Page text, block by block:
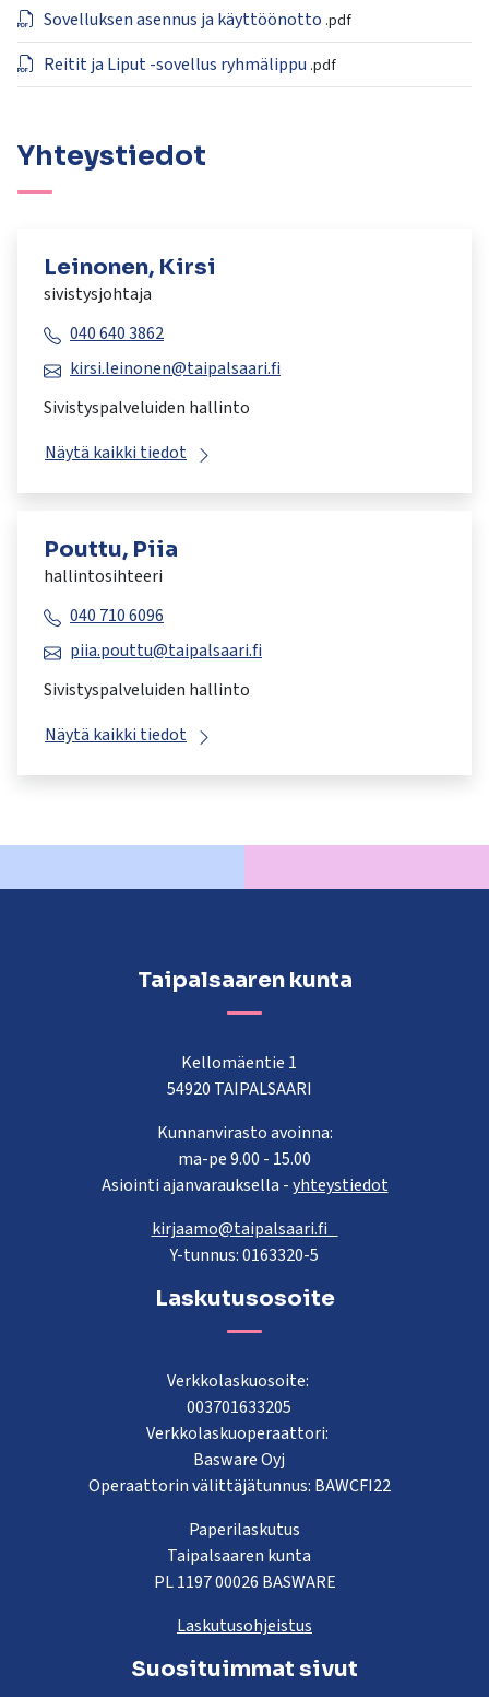
Sovelluksen asennus ja käyttöönotto .pdf
Reitit ja Liput -sovellus ryhmälippu .pdf
Yhteystiedot
Leinonen, Kirsi
sivistysjohtaja
040 640 3862
kirsi.leinonen@taipalsaari.fi
Sivistyspalveluiden hallinto
Näytä kaikki tiedot
Pouttu, Piia
hallintosihteeri
040 710 6096
piia.pouttu@taipalsaari.fi
Sivistyspalveluiden hallinto
Näytä kaikki tiedot
Taipalsaaren kunta
Kellomäentie 1
54920 TAIPALSAARI
Kunnanvirasto avoinna:
ma-pe 9.00 - 15.00
Asiointi ajanvarauksella -yhteystiedot
kirjaamo@taipalsaari.fi
Y-tunnus: 0163320-5
Laskutusosoite
Verkkolaskuosoite:
003701633205
Verkkolaskuoperaattori:
Basware Oyj
Operaattorin välittäjätunnus: BAWCFI22
Paperilaskutus
Taipalsaaren kunta
PL 1197 00026 BASWARE
Laskutusohjeistus
Suosituimmat sivut